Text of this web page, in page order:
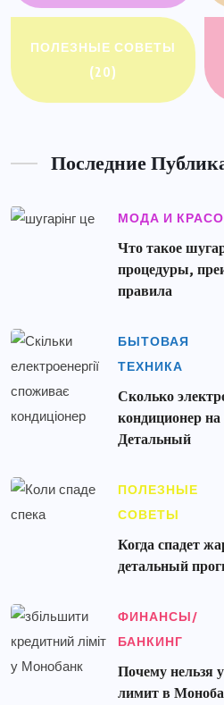
ПОЛЕЗНЫЕ СОВЕТЫ
(20)
Последние
МОДА И
Что такое
процедуры,
правила
БЫТОВАЯ
ТЕХНИКА
Сколько
кондиционер на
Детальный
ПОЛЕЗНЫЕ
СОВЕТЫ
Когда спадет
детальный
ФИНАНСЫ/
БАНКИНГ
Почему нельзя
лимит в